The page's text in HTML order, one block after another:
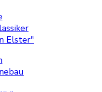
Elster"